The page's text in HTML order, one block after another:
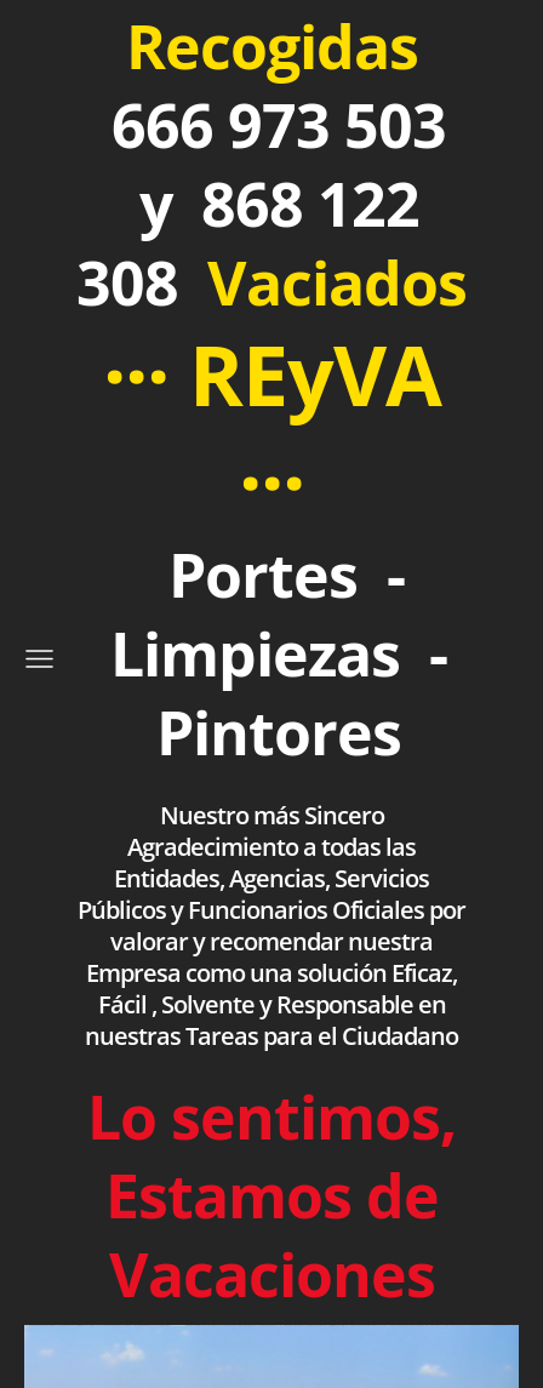
Recogidas
666 973 503
y 868 122
308 Vaciados
··· REyVA
···
Portes -
Limpiezas -
Pintores
Nuestro más Sincero
Agradecimiento a todas las
Entidades, Agencias, Servicios
Públicos y Funcionarios Oficiales por
valorar y recomendar nuestra
Empresa como una solución Eficaz,
Fácil , Solvente y Responsable en
nuestras Tareas para el Ciudadano
Lo sentimos,
Estamos de
Vacaciones